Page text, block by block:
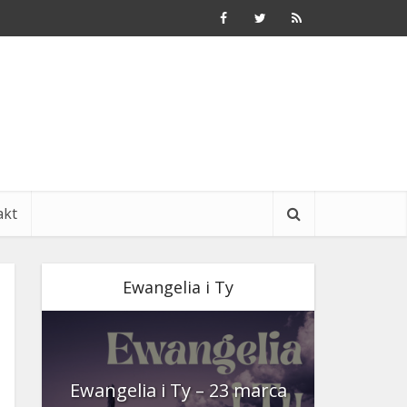
Ewangelia i Ty
Ewangelia i Ty – 23 marca